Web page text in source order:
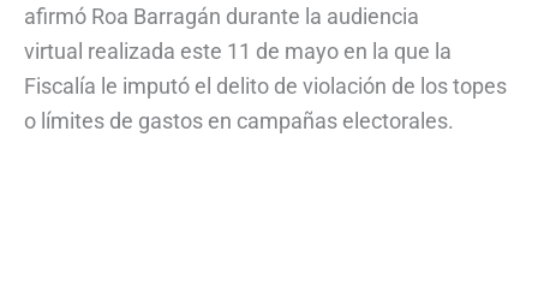
afirmó Roa Barragán durante la audiencia
virtual realizada este 11 de mayo en la que la
Fiscalía le imputó el delito de violación de los topes
o límites de gastos en campañas electorales.